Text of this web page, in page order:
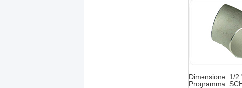
Dimensione: 1/2
Programma: